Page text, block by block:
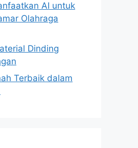
AI untuk
Olahraga
Dinding
Terbaik dalam